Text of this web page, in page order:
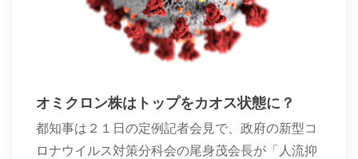
オミクロン株はトップをカオス状態に？
都知事は２１日の定例記者会見で、政府の新型コ
ロナウイルス対策分科会の尾身茂会長が「人流抑